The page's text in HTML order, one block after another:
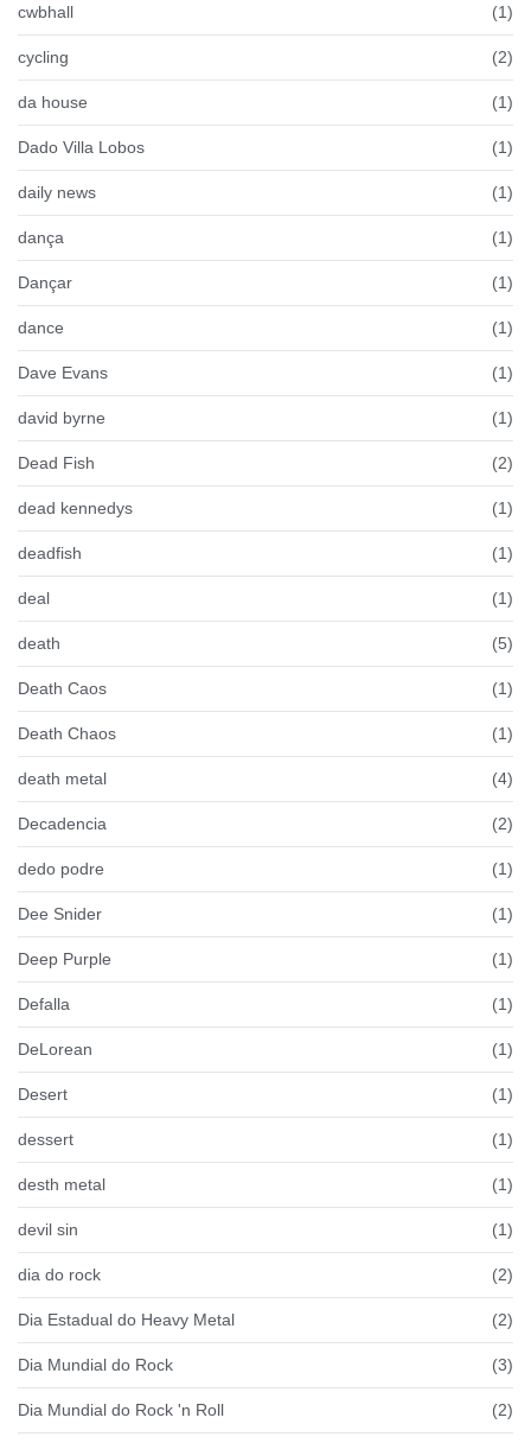
cwbhall (1)
cycling (2)
da house (1)
Dado Villa Lobos (1)
daily news (1)
dança (1)
Dançar (1)
dance (1)
Dave Evans (1)
david byrne (1)
Dead Fish (2)
dead kennedys (1)
deadfish (1)
deal (1)
death (5)
Death Caos (1)
Death Chaos (1)
death metal (4)
Decadencia (2)
dedo podre (1)
Dee Snider (1)
Deep Purple (1)
Defalla (1)
DeLorean (1)
Desert (1)
dessert (1)
desth metal (1)
devil sin (1)
dia do rock (2)
Dia Estadual do Heavy Metal (2)
Dia Mundial do Rock (3)
Dia Mundial do Rock 'n Roll (2)